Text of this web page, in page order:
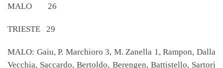
MALO 26
TRIESTE 29
MALO: Gaiu, P. Marchioro 3, M. Zanella 1, Rampon, Dalla
Vecchia, Saccardo, Bertoldo, Berengen, Battistello, Sartori